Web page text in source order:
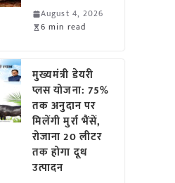
August 4, 2026
6 min read
मुख्यमंत्री डेयरी
प्लस योजना: 75%
तक अनुदान पर
मिलेंगी मुर्रा भैंसें,
रोजाना 20 लीटर
तक होगा दूध
उत्पादन